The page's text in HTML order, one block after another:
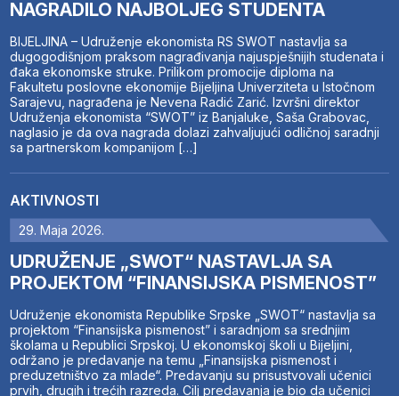
NAGRADILO NAJBOLJEG STUDENTA
BIJELJINA – Udruženje ekonomista RS SWOT nastavlja sa
dugogodišnjom praksom nagrađivanja najuspješnijih studenata i
đaka ekonomske struke. Prilikom promocije diploma na
Fakultetu poslovne ekonomije Bijeljina Univerziteta u Istočnom
Sarajevu, nagrađena je Nevena Radić Zarić. Izvršni direktor
Udruženja ekonomista “SWOT” iz Banjaluke, Saša Grabovac,
naglasio je da ova nagrada dolazi zahvaljujući odličnoj saradnji
sa partnerskom kompanijom […]
AKTIVNOSTI
29. Maja 2026.
UDRUŽENJE „SWOT“ NASTAVLJA SA
PROJEKTOM “FINANSIJSKA PISMENOST”
Udruženje ekonomista Republike Srpske „SWOT“ nastavlja sa
projektom “Finansijska pismenost” i saradnjom sa srednjim
školama u Republici Srpskoj. U ekonomskoj školi u Bijeljini,
održano je predavanje na temu „Finansijska pismenost i
preduzetništvo za mlade“. Predavanju su prisustvovali učenici
prvih, drugih i trećih razreda. Cilj predavanja je bio da učenici